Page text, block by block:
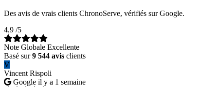
Des avis de vrais clients ChronoServe, vérifiés sur Google.
4,9 /5
Note Globale Excellente
Basé sur9 544 avis clients
V
Vincent Rispoli
Google il y a 1 semaine